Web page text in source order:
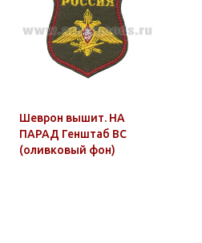
Шеврон вышит. НА
ПАРАД Генштаб ВС
(оливковый фон)